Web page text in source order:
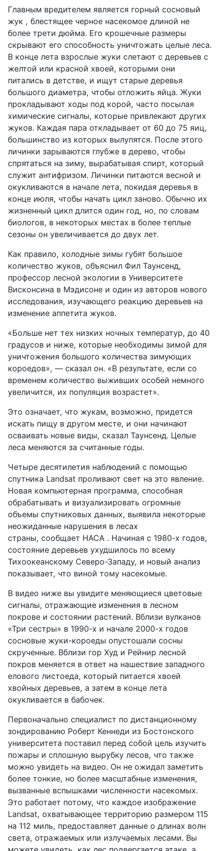
Главным вредителем является горный сосновый
жук , блестящее черное насекомое длиной не
более трети дюйма. Его крошечные размеры
скрывают его способность уничтожать целые леса.
В конце лета взрослые жуки слетают с деревьев с
желтой или красной хвоей, которыми они
питались в детстве, и ищут старые деревья
большого диаметра, чтобы отложить яйца. Жуки
прокладывают ходы под корой, часто посылая
химические сигналы, которые привлекают других
жуков. Каждая пара откладывает от 60 до 75 яиц,
большинство из которых вылупятся. После этого
личинки зарываются глубже в дерево, чтобы
спрятаться на зиму, вырабатывая спирт, который
служит антифризом. Личинки питаются весной и
окукливаются в начале лета, покидая деревья в
конце июля, чтобы начать цикл заново. Обычно их
жизненный цикл длится один год, но, по словам
биологов, в некоторых местах в более теплые
сезоны он увеличивается до двух лет.
Как правило, холодные зимы губят большое
количество жуков, объяснил Фил Таунсенд,
профессор лесной экологии в Университете
Висконсина в Мэдисоне и один из авторов нового
исследования, изучающего реакцию деревьев на
изменение аппетита жуков.
«Больше нет тех низких ночных температур, до 40
градусов и ниже, которые необходимы зимой для
уничтожения большого количества зимующих
короедов», — сказал он. «В результате, если со
временем количество выживших особей немного
увеличится, их популяция возрастет».
Это означает, что жукам, возможно, придется
искать пищу в другом месте, и они начинают
осваивать новые виды, сказал Таунсенд. Целые
леса меняются за считанные годы.
Четыре десятилетия наблюдений с помощью
спутника Landsat проливают свет на это явление.
Новая компьютерная программа, способная
обрабатывать и визуализировать огромные
объемы спутниковых данных, выявила некоторые
неожиданные нарушения в лесах
страны, сообщает НАСА . Начиная с 1980-х годов,
состояние деревьев ухудшилось по всему
Тихоокеанскому Северо-Западу, и новый анализ
показывает, что виной тому насекомые.
В видео ниже вы увидите меняющиеся цветовые
сигналы, отражающие изменения в лесном
покрове и состоянии растений. Вблизи вулканов
«Три сестры» в 1990-х и начале 2000-х годов
сосновые жуки-короеды опустошали сосны
скрученные. Вблизи гор Худ и Рейнир лесной
покров меняется в ответ на нашествие западного
елового листоеда, который питается хвоей
хвойных деревьев, а затем в конце лета
окукливается в бабочек.
Первоначально специалист по дистанционному
зондированию Роберт Кеннеди из Бостонского
университета поставил перед собой цель изучить
пожары и сплошную вырубку лесов, что также
можно увидеть на видео. Он не ожидал заметить
более тонкие, но более масштабные изменения,
вызванные вспышками численности насекомых.
Это работает потому, что каждое изображение
Landsat, охватывающее территорию размером 115
на 112 миль, предоставляет данные о длинах волн
света, отражаемых или излучаемых лесами. Вы